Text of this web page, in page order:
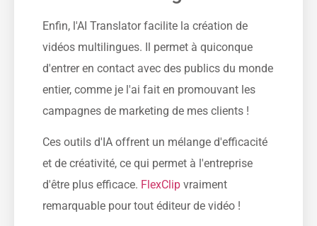
Enfin, l'AI Translator facilite la création de
vidéos multilingues. Il permet à quiconque
d'entrer en contact avec des publics du monde
entier, comme je l'ai fait en promouvant les
campagnes de marketing de mes clients !
Ces outils d'IA offrent un mélange d'efficacité
et de créativité, ce qui permet à l'entreprise
d'être plus efficace. FlexClip vraiment
remarquable pour tout éditeur de vidéo !